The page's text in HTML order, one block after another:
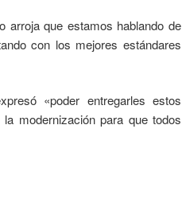
arroja que estamos hablando de
con los mejores estándares
«poder entregarles estos
modernización para que todos